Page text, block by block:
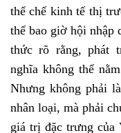
thể chế kinh tế thị
thể bao giờ hội nhập
thức rõ rằng, phát
nghĩa không thể
Nhưng không phải
nhân loại, mà phải
giá trị đặc trưng của